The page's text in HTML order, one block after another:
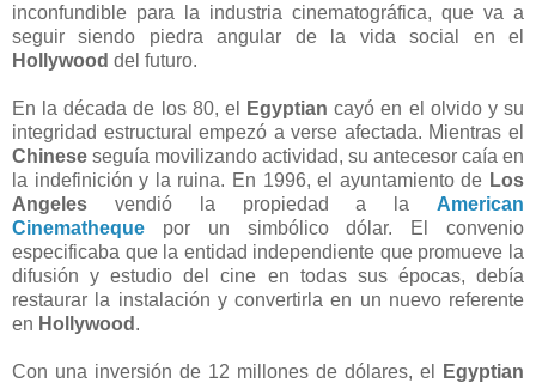
inconfundible para la industria cinematográfica, que va a
seguir siendo piedra angular de la vida social en el
Hollywood del futuro.
En la década de los 80, el Egyptian cayó en el olvido y su
integridad estructural empezó a verse afectada. Mientras el
Chinese seguía movilizando actividad, su antecesor caía en
la indefinición y la ruina. En 1996, el ayuntamiento de Los
Angeles vendió la propiedad a la American
Cinematheque por un simbólico dólar. El convenio
especificaba que la entidad independiente que promueve la
difusión y estudio del cine en todas sus épocas, debía
restaurar la instalación y convertirla en un nuevo referente
en Hollywood .
Con una inversión de 12 millones de dólares, el
Egyptian